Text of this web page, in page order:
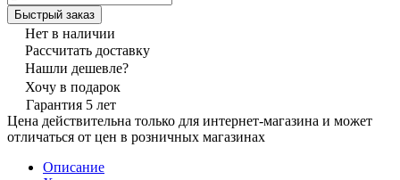
Быстрый заказ
Нет в наличии
Рассчитать доставку
Нашли дешевле?
Хочу в подарок
Гарантия 5 лет
Цена действительна только для интернет-магазина и может
отличаться от цен в розничных магазинах
Описание